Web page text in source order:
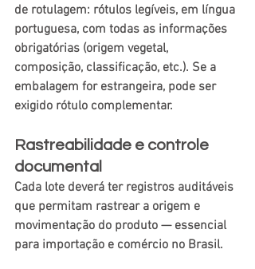
de rotulagem: rótulos legíveis, em língua
portuguesa, com todas as informações
obrigatórias (origem vegetal,
composição, classificação, etc.). Se a
embalagem for estrangeira, pode ser
exigido rótulo complementar.
Rastreabilidade e controle
documental
Cada lote deverá ter registros auditáveis
que permitam rastrear a origem e
movimentação do produto — essencial
para importação e comércio no Brasil.